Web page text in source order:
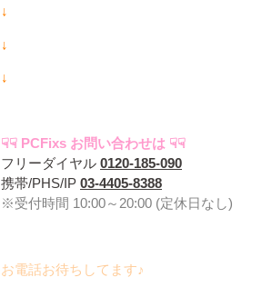
↓
↓
↓
☟☟ PCFixs お問い合わせは ☟☟
フリーダイヤル 0120-185-090
携帯/PHS/IP 03-4405-8388
※受付時間 10:00～20:00 (定休日なし)
お電話お待ちしてます♪